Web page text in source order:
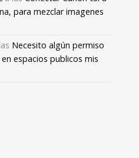
para mezclar imagenes
Necesito algún permiso
espacios publicos mis